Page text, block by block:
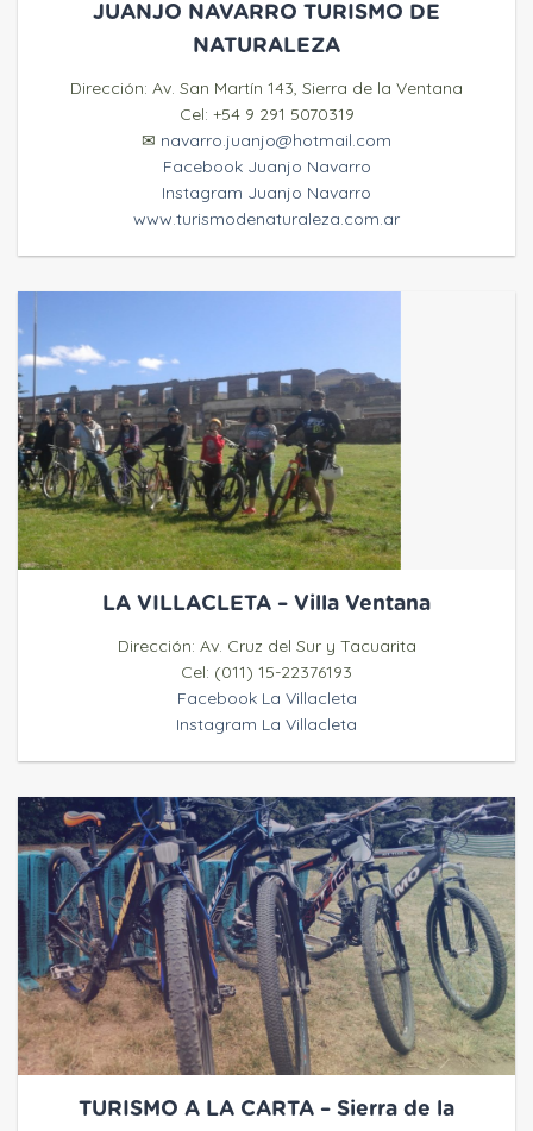
JUANJO NAVARRO TURISMO DE
NATURALEZA
Dirección: Av. San Martín 143, Sierra de la Ventana
Cel: +54 9 291 5070319
✉ navarro.juanjo@hotmail.com
Facebook Juanjo Navarro
Instagram Juanjo Navarro
www.turismodenaturaleza.com.ar
LA VILLACLETA – Villa Ventana
Dirección: Av. Cruz del Sur y Tacuarita
Cel: (011) 15-22376193
Facebook La Villacleta
Instagram La Villacleta
TURISMO A LA CARTA – Sierra de la